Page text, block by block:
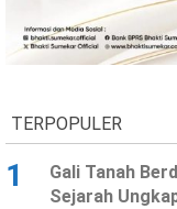
TERPOPULER
1
Gali Tanah
Sejarah